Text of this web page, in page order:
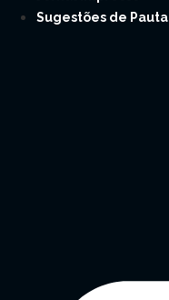
Sugestões de Pauta